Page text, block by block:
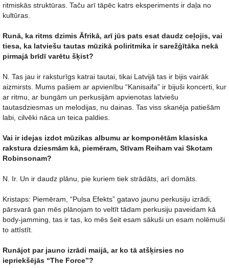
ritmiskās struktūras. Taču arī tāpēc katrs eksperiments ir daļa no
kultūras.
Runā, ka ritms dzimis Āfrikā, arī jūs pats esat daudz ceļojis, vai
tiesa, ka latviešu tautas mūzikā poliritmika ir sarežģītāka nekā
pirmajā brīdī varētu šķist?
N. Tas jau ir raksturīgs katrai tautai, tikai Latvijā tas ir bijis vairāk
aizmirsts. Mums pašiem ar apvienību “Kanisaifa” ir bijuši koncerti, kur
ar ritmu, ar bungām un perkusijām apvienotas latviešu
tautasdziesmas un melodijas, nu dainas. Tas viss skanēja patiešām
labi, cilvēki nāca un teica paldies.
Vai ir idejas izdot mūzikas albumu ar komponētām klasiska
rakstura dziesmām kā, piemēram, Stīvam Reiham vai Skotam
Robinsonam?
N. Ir. Un ir daudz plānu, pie kuriem tiek strādāts, arī domāts.
Kristaps: Piemēram, “Pulsa Efekts” gatavo jaunu perkusiju izrādi,
pārsvarā gan mēs plānojam to veltīt tādam perkusiju paveidam kā
body-jamming, tas ir tas, ko mēs šeit esam sākuši un esam nolēmuši
to attīstīt.
Runājot par jauno izrādi maijā, ar ko tā atšķirsies no
iepriekšējās “The Force”?